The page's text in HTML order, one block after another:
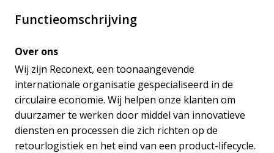
Functieomschrijving
Over ons
Wij zijn Reconext, een toonaangevende
internationale organisatie gespecialiseerd in de
circulaire economie. Wij helpen onze klanten om
duurzamer te werken door middel van innovatieve
diensten en processen die zich richten op de
retourlogistiek en het eind van een product-lifecycle.